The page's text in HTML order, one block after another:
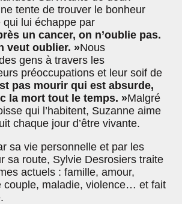
tente de trouver le bonheur
lui échappe par
un cancer, on n’oublie pas.
veut oublier. »Nous
gens à travers les
préoccupations et leur soif de
pas mourir qui est absurde,
la mort tout le temps. »Malgré
qui l’habitent, Suzanne aime
chaque jour d’être vivante.
sa vie personnelle et par les
sa route, Sylvie Desrosiers traite
actuels : famille, amour,
couple, maladie, violence… et fait